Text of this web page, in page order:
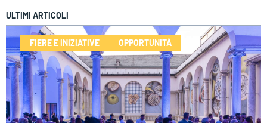
ULTIMI ARTICOLI
FIERE E INIZIATIVE OPPORTUNITÀ